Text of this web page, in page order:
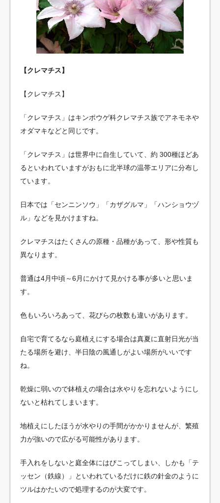
【クレマチス】
【クレマチス】
「クレマチス」はキンポウゲ科クレマチス族でアネモネや
オダマキなどと同じです。
「クレマチス」は世界中に自生していて、約 300種ほどあ
るといわれていますがおもに北半球の温帯エリアに分布し
ています。
日本では「センニンソウ」「カザグルマ」「ハンショウヅ
ル」などを見かけますね。
クレマチスはたくさんの原種・品種があって、形や性質も
異なります。
普通は4月中頃～6月にかけて見かける事が多いと思いま
す。
色もいろいろあって、花びらの枚数も違いがあります。
自宅で育てるなら庭植えにする場合は真夏に直射日光が当
たる場所を避け、半日陰の風通しがよい場所がいいです
ね。
乾燥に弱いので鉢植えの場合は水やりを忘れないようにし
ないと枯れてしまいます。
地植えにしたほうが水やりの手間がかかりませんが、繁殖
力が強いので広がる可能性があります。
手入れをしないと庭全体にはびこってしまい、しかも「テ
ッセン（鉄線）」といわれているだけに鉄の針金のように
ツルはかたいので処理するのが大変です。